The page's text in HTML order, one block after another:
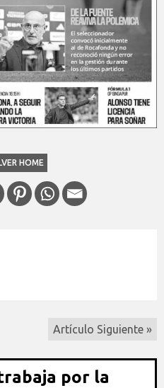
HOME
Artículo Siguiente »
por la